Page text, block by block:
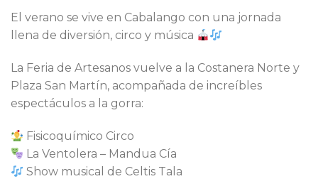
El verano se vive en Cabalango con una jornada
llena de diversión, circo y música
La Feria de Artesanos vuelve a la Costanera Norte y
Plaza San Martín, acompañada de increíbles
espectáculos a la gorra:
Fisicoquímico Circo
La Ventolera – Mandua Cía
Show musical de Celtis Tala